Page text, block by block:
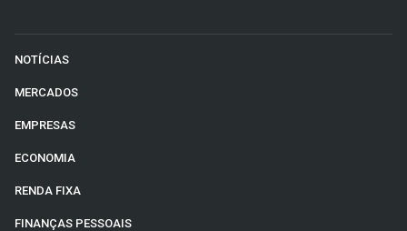
NOTÍCIAS
MERCADOS
EMPRESAS
ECONOMIA
RENDA FIXA
FINANÇAS PESSOAIS